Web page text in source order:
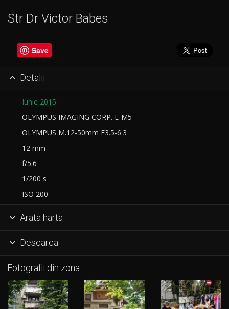
Str Dr Victor Babes
Save
 Detalii
Iunie 2015
OLYMPUS IMAGING CORP. E-M5
OLYMPUS M.12-50mm F3.5-6.3
12 mm
f/5.6
1/200 s
ISO 200
 Arata harta
 Descarca
Fotografii din zona